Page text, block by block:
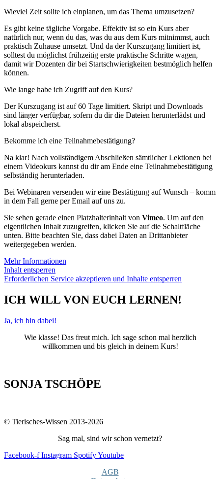
Wieviel Zeit sollte ich einplanen, um das Thema umzusetzen?
Es gibt keine tägliche Vorgabe. Effektiv ist so ein Kurs aber
natürlich nur, wenn du das, was du aus dem Kurs mitnimmst, auch
praktisch Zuhause umsetzt. Und da der Kurszugang limitiert ist,
solltest du möglichst frühzeitig erste praktische Schritte wagen,
damit wir Dozenten dir bei Startschwierigkeiten bestmöglich helfen
können.
Wie lange habe ich Zugriff auf den Kurs?
Der Kurszugang ist auf 60 Tage limitiert. Skript und Downloads
sind länger verfügbar, sofern du dir die Dateien herunterlädst und
lokal abspeicherst.
Bekomme ich eine Teilnahmebestätigung?
Na klar! Nach vollständigem Abschließen sämtlicher Lektionen bei
einem Videokurs kannst du dir am Ende eine Teilnahmebestätigung
selbständig herunterladen.
Bei Webinaren versenden wir eine Bestätigung auf Wunsch – komm
in dem Fall gerne per Email auf uns zu.
Sie sehen gerade einen Platzhalterinhalt von Vimeo. Um auf den
eigentlichen Inhalt zuzugreifen, klicken Sie auf die Schaltfläche
unten. Bitte beachten Sie, dass dabei Daten an Drittanbieter
weitergegeben werden.
Mehr Informationen
Inhalt entsperren
Erforderlichen Service akzeptieren und Inhalte entsperren
ICH WILL VON EUCH LERNEN!
Ja, ich bin dabei!
Wie klasse! Das freut mich. Ich sage schon mal herzlich
willkommen und bis gleich in deinem Kurs!
SONJA TSCHÖPE
© Tierisches-Wissen 2013-2026
Sag mal, sind wir schon vernetzt?
Facebook-f Instagram SpotifyYoutube
AGB